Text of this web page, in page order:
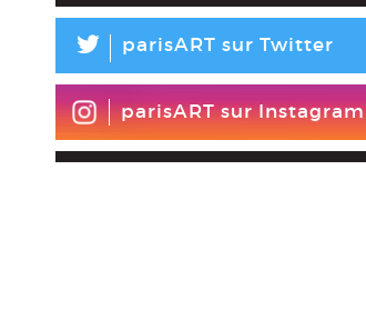
L parisART sur Twitter
parisART sur Instagram